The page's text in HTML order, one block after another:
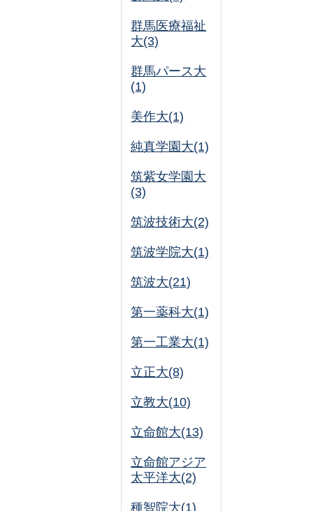
群馬医療福祉
大(3)
群馬パース大
(1)
美作大(1)
純真学園大(1)
筑紫女学園大
(3)
筑波技術大(2)
筑波学院大(1)
筑波大(21)
第一薬科大(1)
第一工業大(1)
立正大(8)
立教大(10)
立命館大(13)
立命館アジア
太平洋大(2)
種智院大(1)